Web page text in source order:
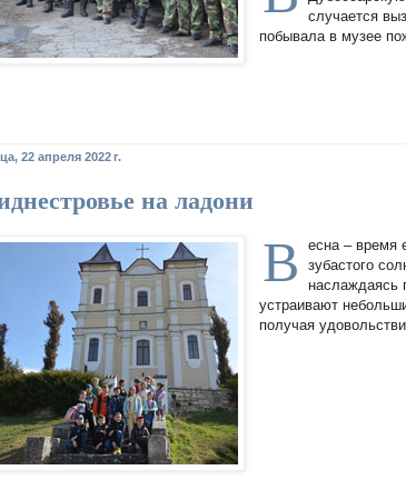
случается
побывала в музее
22 апреля 2022 г.
на ладони
В
есна – время
зубастого
наслаждаясь
устраивают
получая